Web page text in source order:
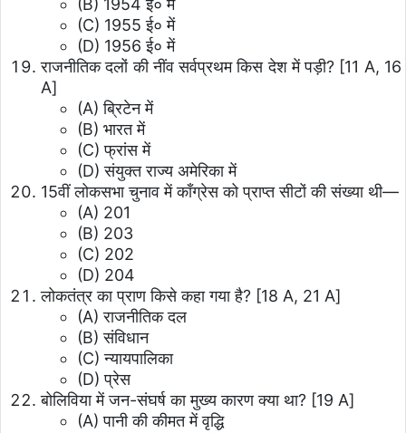
(C) 1955 ई० में
(D) 1956 ई० में
राजनीतिक दलों की नींव सर्वप्रथम किस देश में पड़ी? [11 A, 16
A]
(A) ब्रिटेन में
(B) भारत में
(C) फ्रांस में
(D) संयुक्त राज्य अमेरिका में
15वीं लोकसभा चुनाव में काँग्रेस को प्राप्त सीटों की संख्या थी—
(A) 201
(B) 203
(C) 202
(D) 204
लोकतंत्र का प्राण किसे कहा गया है? [18 A, 21 A]
(A) राजनीतिक दल
(B) संविधान
(C) न्यायपालिका
(D) प्रेस
बोलिविया में जन-संघर्ष का मुख्य कारण क्या था? [19 A]
(A) पानी की कीमत में वृद्धि